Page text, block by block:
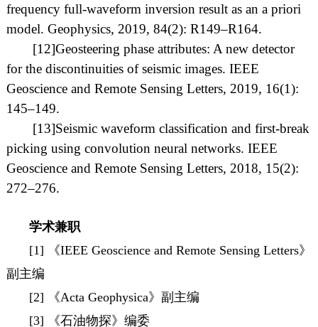
frequency full-waveform inversion result as an a priori
model. Geophysics, 2019, 84(2): R149–R164.
[12]Geosteering phase attributes: A new detector
for the discontinuities of seismic images. IEEE
Geoscience and Remote Sensing Letters, 2019, 16(1):
145–149.
[13]Seismic waveform classification and first-break
picking using convolution neural networks. IEEE
Geoscience and Remote Sensing Letters, 2018, 15(2):
272–276.
学术兼职
[1] 《IEEE Geoscience and Remote Sensing Letters》
副主编
[2] 《Acta Geophysica》副主编
[3] 《石油物探》编委